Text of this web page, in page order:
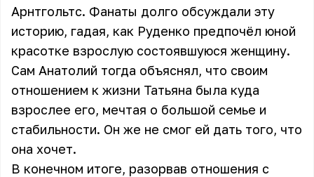
Арнтгольтс. Фанаты долго обсуждали эту
историю, гадая, как Руденко предпочёл юной
красотке взрослую состоявшуюся женщину.
Сам Анатолий тогда объяснял, что своим
отношением к жизни Татьяна была куда
взрослее его, мечтая о большой семье и
стабильности. Он же не смог ей дать того, что
она хочет.
В конечном итоге, разорвав отношения с